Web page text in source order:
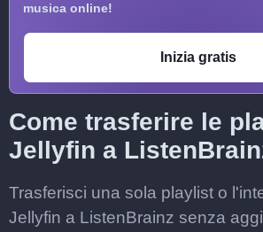
musica online!
Inizia gratis
Come trasferire le
Jellyfin a
Trasferisci una sola playlist o
Jellyfin a ListenBrainz senza